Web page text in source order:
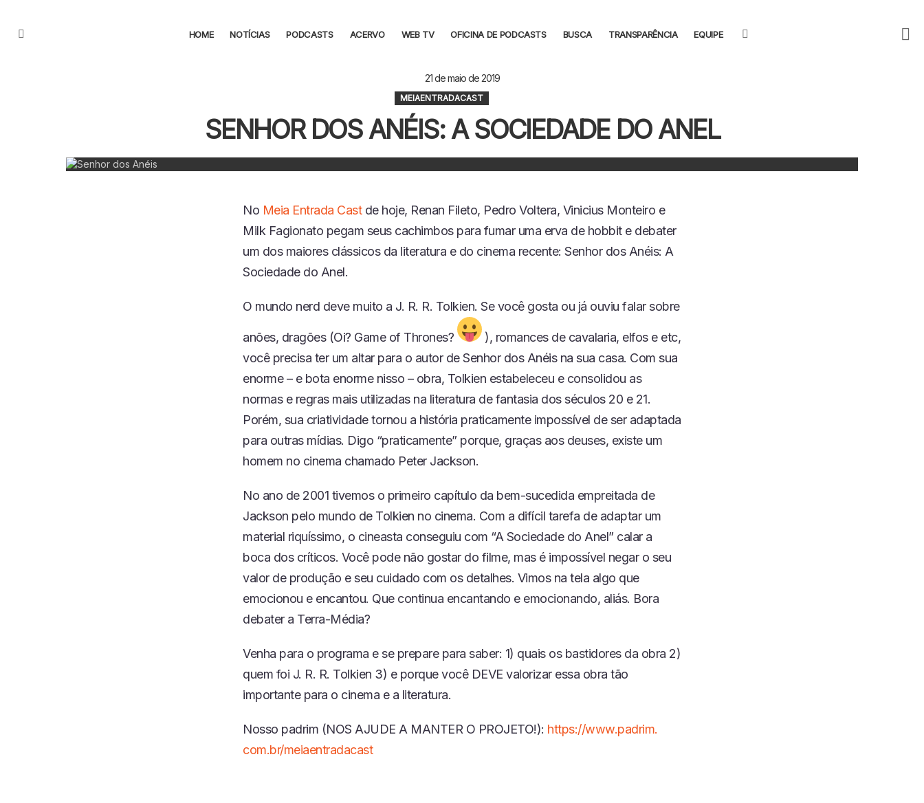
HOME NOTÍCIAS PODCASTS ACERVO WEB TV OFICINA DE PODCASTS BUSCA TRANSPARÊNCIA EQUIPE
21 de maio de 2019
MEIAENTRADACAST
SENHOR DOS ANÉIS: A SOCIEDADE DO ANEL
No Meia Entrada Castde hoje, Renan Fileto, Pedro Voltera, Vinicius Monteiro e
Milk Fagionato pegam seus cachimbos para fumar uma erva de hobbit e debater
um dos maiores clássicos da literatura e do cinema recente: Senhor dos Anéis: A
Sociedade do Anel.
O mundo nerd deve muito a J. R. R. Tolkien. Se você gosta ou já ouviu falar sobre
anões, dragões (Oi? Game of Thrones?
), romances de cavalaria, elfos e etc,
você precisa ter um altar para o autor de Senhor dos Anéis na sua casa. Com sua
enorme – e bota enorme nisso – obra, Tolkien estabeleceu e consolidou as
normas e regras mais utilizadas na literatura de fantasia dos séculos 20 e 21.
Porém, sua criatividade tornou a história praticamente impossível de ser adaptada
para outras mídias. Digo “praticamente” porque, graças aos deuses, existe um
homem no cinema chamado Peter Jackson.
No ano de 2001 tivemos o primeiro capítulo da bem-sucedida empreitada de
Jackson pelo mundo de Tolkien no cinema. Com a difícil tarefa de adaptar um
material riquíssimo, o cineasta conseguiu com “A Sociedade do Anel” calar a
boca dos críticos. Você pode não gostar do filme, mas é impossível negar o seu
valor de produção e seu cuidado com os detalhes. Vimos na tela algo que
emocionou e encantou. Que continua encantando e emocionando, aliás. Bora
debater a Terra-Média?
Venha para o programa e se prepare para saber: 1) quais os bastidores da obra 2)
quem foi J. R. R. Tolkien 3) e porque você DEVE valorizar essa obra tão
importante para o cinema e a literatura.
Nosso padrim (NOS AJUDE A MANTER O PROJETO!): https://www.padrim.
com.br/meiaentradacast